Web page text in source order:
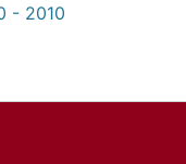
- 2010